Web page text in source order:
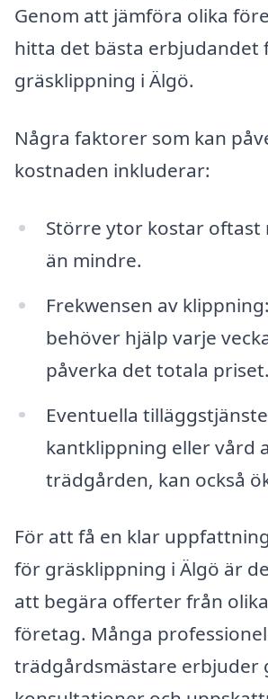
Genom att jämföra olika
hitta det bästa erbjudandet
gräsklippning i Älgö.
Några faktorer som kan
kostnaden inkluderar:
Större ytor kostar oftast
än mindre.
Frekwensen av
behöver hjälp varje
påverka det totala priset.
Eventuella
kantklippning eller vård
trädgården, kan också
För att få en klar
för gräsklippning i Älgö är
att begära offerter från
företag. Många
trädgårdsmästare erbjuder